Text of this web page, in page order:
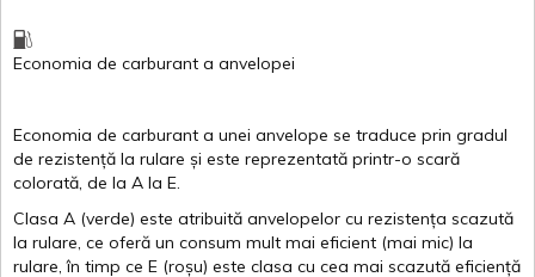
Economia de carburant a anvelopei
Economia de carburant a unei anvelope se traduce prin gradul
de rezistență la rulare și este reprezentată printr-o scară
colorată, de la A la E.
Clasa A (verde) este atribuită anvelopelor cu rezistența scazută
la rulare, ce oferă un consum mult mai eficient (mai mic) la
rulare,în timp ce E (roșu) este clasa cu cea mai scazută eficiență